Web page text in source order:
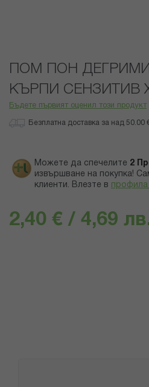
към
началото
на
галерия
ПОМ ПОН
КЪРПИ СЕНЗИТИВ
Бъдете първият оценил този продукт
Безплатна доставка за над 50.00
Можете да спечелите 2
извършване на покупка!
клиенти. Влезте в профила
2,40 € / 4,69